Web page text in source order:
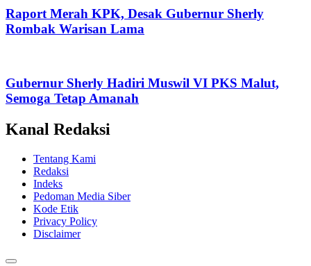
Raport Merah KPK, Desak Gubernur Sherly
Rombak Warisan Lama
Gubernur Sherly Hadiri Muswil VI PKS Malut,
Semoga Tetap Amanah
Kanal Redaksi
Tentang Kami
Redaksi
Indeks
Pedoman Media Siber
Kode Etik
Privacy Policy
Disclaimer